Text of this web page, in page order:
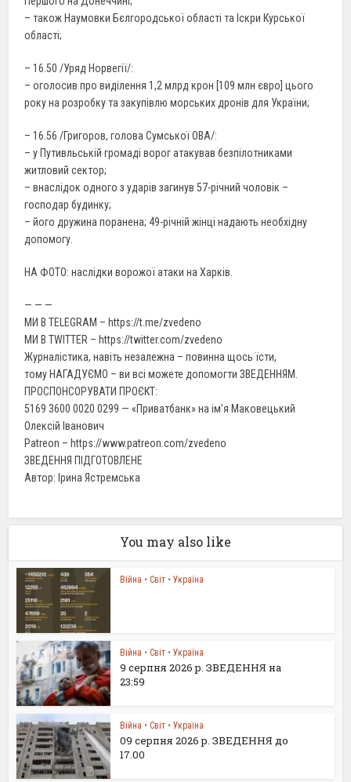
– також Наумовки Бєлгородської області та Іскри Курської
області;
– 16.50 /Уряд Норвегії/:
– оголосив про виділення 1,2 млрд крон [109 млн євро] цього
року на розробку та закупівлю морських дронів для України;
– 16.56 /Григоров, голова Сумської ОВА/:
– у Путивльській громаді ворог атакував безпілотниками
житловий сектор;
– внаслідок одного з ударів загинув 57-річний чоловік –
господар будинку;
– його дружина поранена; 49-річній жінці надають необхідну
допомогу.
НА ФОТО: наслідки ворожої атаки на Харків.
— — —
МИ В TELEGRAM – https://t.me/zvedeno
МИ В TWITTER – https://twitter.com/zvedeno
Журналістика, навіть незалежна – повинна щось їсти,
тому НАГАДУЄМО – ви всі можете допомогти ЗВЕДЕННЯМ.
ПРОСПОНСОРУВАТИ ПРОЄКТ:
5169 3600 0020 0299 — «Приватбанк» на ім’я Маковецький
Олексій Іванович
Patreon – https://www.patreon.com/zvedeno
ЗВЕДЕННЯ ПІДГОТОВЛЕНЕ
Автор: Ірина Ястремська
You may also like
Війна • Світ • Україна
Війна • Світ • Україна
9 серпня 2026 р. ЗВЕДЕННЯ на
23:59
Війна • Світ • Україна
09 серпня 2026 р. ЗВЕДЕННЯ до
17.00